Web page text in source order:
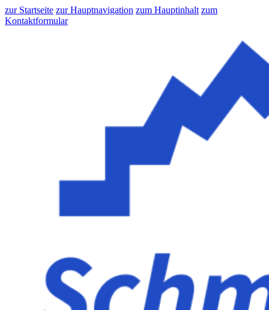
zur Startseite zur Hauptnavigation zum Hauptinhalt zum
Kontaktformular